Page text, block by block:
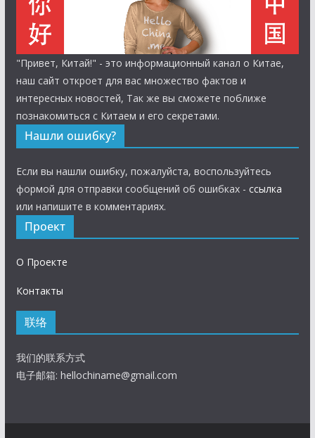
"Привет, Китай!" - это информационный канал о Китае,
наш сайт откроет для вас множество фактов и
интересных новостей, Так же вы сможете поближе
познакомиться с Китаем и его секретами.
Нашли ошибку?
Если вы нашли ошибку, пожалуйста, воспользуйтесь
формой для отправки сообщений об ошибках - ссылка
или напишите в комментариях.
Проект
О Проекте
Контакты
联络
我们的联系方式
电子邮箱: hellochiname@gmail.com